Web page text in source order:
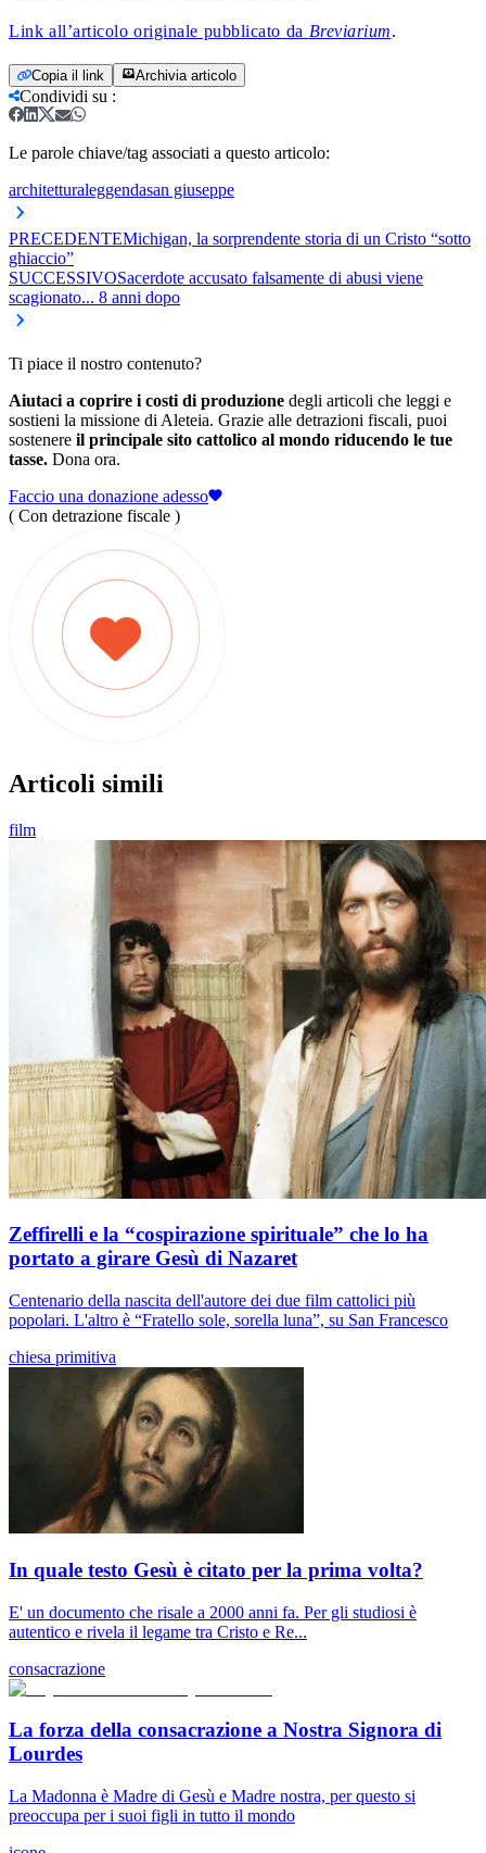
Link all’articolo originale pubblicato da Breviarium.
Copia il link Archivia articolo
Condividi su :
Le parole chiave/tag associati a questo articolo:
architetturaleggendasan giuseppe
PRECEDENTEMichigan, la sorprendente storia di un Cristo “sotto
ghiaccio”
SUCCESSIVOSacerdote accusato falsamente di abusi viene
scagionato... 8 anni dopo
Ti piace il nostro contenuto?
Aiutaci a coprire i costi di produzione degli articoli che leggi e
sostieni la missione di Aleteia. Grazie alle detrazioni fiscali, puoi
sostenere il principale sito cattolico al mondo riducendo le tue
tasse. Dona ora.
Faccio una donazione adesso
( Con detrazione fiscale )
Articoli simili
film
Zeffirelli e la “cospirazione spirituale” che lo ha
portato a girare Gesù di Nazaret
Centenario della nascita dell'autore dei due film cattolici più
popolari. L'altro è “Fratello sole, sorella luna”, su San Francesco
chiesa primitiva
In quale testo Gesù è citato per la prima volta?
E' un documento che risale a 2000 anni fa. Per gli studiosi è
autentico e rivela il legame tra Cristo e Re...
consacrazione
La forza della consacrazione a Nostra Signora di
Lourdes
La Madonna è Madre di Gesù e Madre nostra, per questo si
preoccupa per i suoi figli in tutto il mondo